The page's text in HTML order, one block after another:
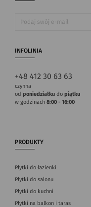
INFOLINIA
+48 412 30 63 63
czynna
od poniedziałku do piątku
w godzinach 8:00 - 16:00
PRODUKTY
Płytki do łazienki
Płytki do salonu
Płytki do kuchni
Płytki na balkon i taras